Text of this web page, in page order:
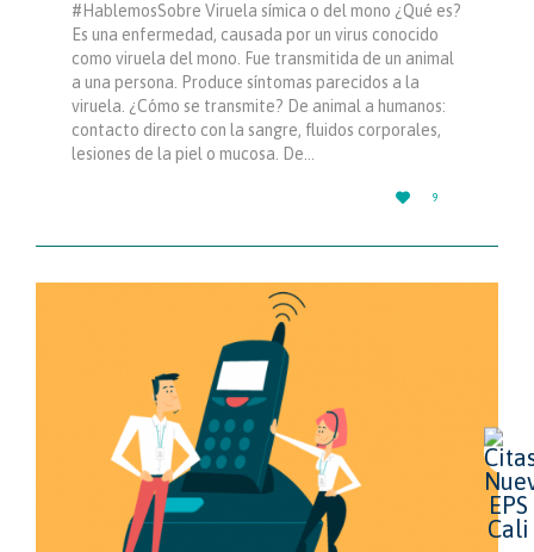
#HablemosSobre Viruela símica o del mono ¿Qué es?
Es una enfermedad, causada por un virus conocido
como viruela del mono. Fue transmitida de un animal
a una persona. Produce síntomas parecidos a la
viruela. ¿Cómo se transmite? De animal a humanos:
contacto directo con la sangre, fluidos corporales,
lesiones de la piel o mucosa. De…

LOVE
IT
9